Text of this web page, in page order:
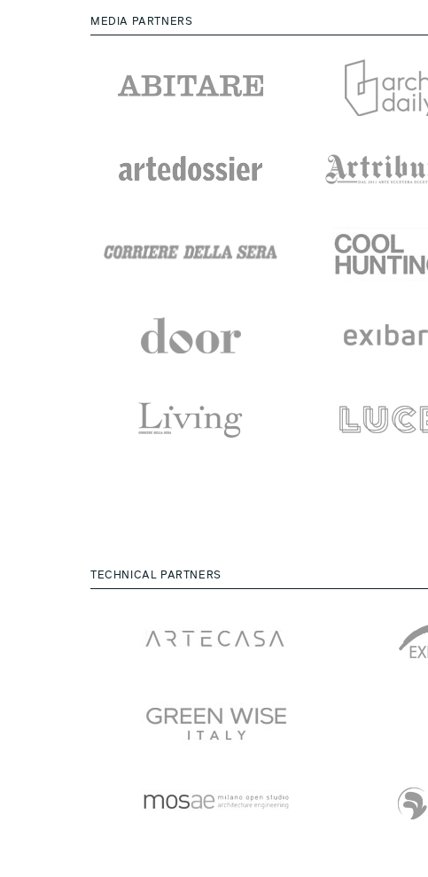
MEDIA PARTNERS
TECHNICAL PARTNERS